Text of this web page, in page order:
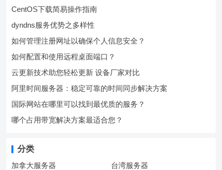
CentOS下载简易操作指南
dyndns服务优势之多样性
如何管理注册网址以确保个人信息安全？
如何配置和使用远程桌面端口？
云更新技术助您轻松更新 设备厂家对比
阿里时间服务器：稳定可靠的时间同步解决方案
国际网站在哪里可以找到最优质的服务？
哪个占用带宽解决方案最适合您？
分类
加拿大服务器 台湾服务器